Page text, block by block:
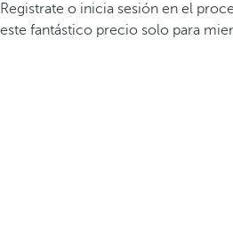
Registrate o inicia sesión en el
este fantástico precio solo para